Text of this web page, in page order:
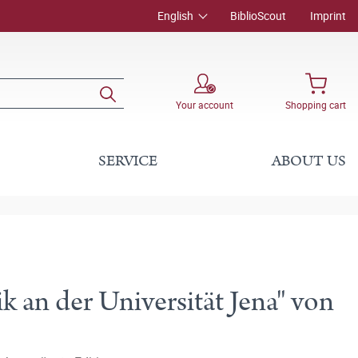
English BiblioScout Imprint
Your account Shopping cart
SERVICE ABOUT US
an der Universität Jena" von